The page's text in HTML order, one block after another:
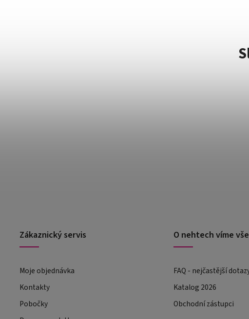
Zákaznický servis
Moje objednávka
Kontakty
Pobočky
O nehtech víme vše
FAQ - nejčastější
Katalog 2026
Obchodní zástupci